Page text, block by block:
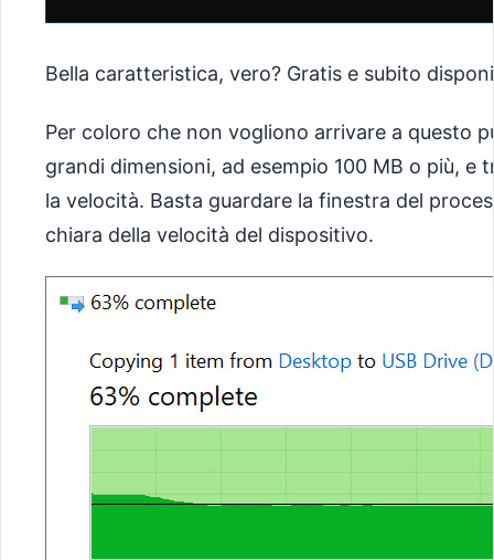
Bella caratteristica, vero? Gratis e subito
Per coloro che non vogliono arrivare a questo
grandi dimensioni, ad esempio 100 MB o più, e
la velocità. Basta guardare la finestra del
chiara della velocità del dispositivo.